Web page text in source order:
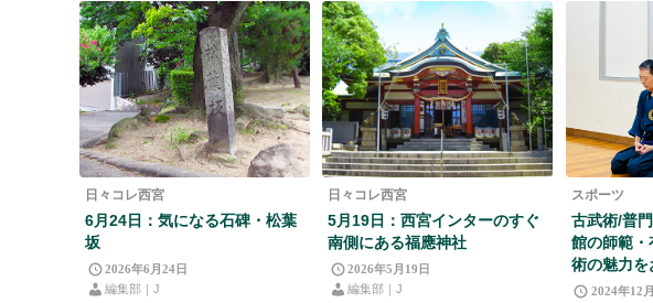
日々コレ西宮
6月24日：気になる石碑・松葉
坂
2026年6月24日
編集部｜J
日々コレ西宮
5月19日：西宮インターのすぐ
南側にある福應神社
2026年5月19日
編集部｜J
スポーツ
古武術/普
館の師範・
術の魅力を
2024年12